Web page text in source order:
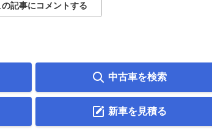
の記事にコメントする
中古車を検索
新車を見積る